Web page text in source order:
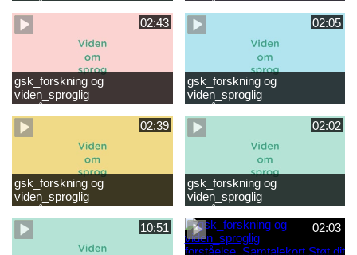
læsevanskeligheder.mp4
første læsning 6-8 år.mp4
02:43
gsk_forskning og
viden_sproglig
forståelse_Støt dit barns
fortsatte læsning 8-10 år.mp4
02:05
gsk_forskning og
viden_sproglig
forståelse_Snak med dit barn
6 mdr-2 år.mp4
02:39
gsk_forskning og
viden_sproglig
forståelse_Snak med dit barn
2-6 år.mp4
02:02
gsk_forskning og
viden_sproglig
forståelse_Snak med din
baby 0-6 mdr.mp4
10:51 02:03